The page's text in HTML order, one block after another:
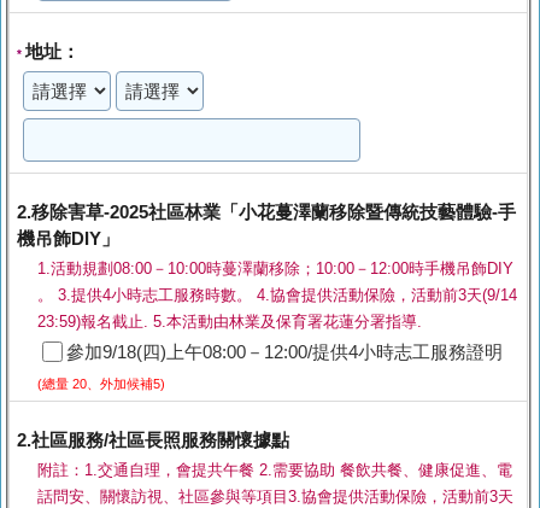
*地址：
2.移除害草-2025社區林業「小花蔓澤蘭移除暨傳統技藝體驗-手
機吊飾DIY」
1.活動規劃08:00－10:00時蔓澤蘭移除；10:00－12:00時手機吊飾DIY
。 3.提供4小時志工服務時數。 4.協會提供活動保險，活動前3天(9/14
23:59)報名截止. 5.本活動由林業及保育署花蓮分署指導.
參加9/18(四)上午08:00－12:00/提供4小時志工服務證明
(總量 20、外加候補5)
2.社區服務/社區長照服務關懷據點
附註：1.交通自理，會提共午餐 2.需要協助 餐飲共餐、健康促進、電
話問安、關懷訪視、社區參與等項目3.協會提供活動保險，活動前3天